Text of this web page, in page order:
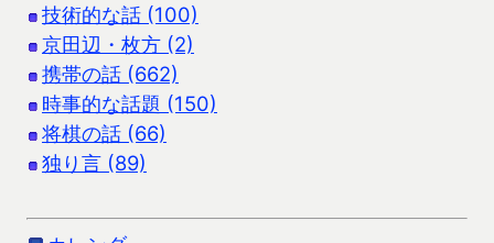
技術的な話 (100)
京田辺・枚方 (2)
携帯の話 (662)
時事的な話題 (150)
将棋の話 (66)
独り言 (89)